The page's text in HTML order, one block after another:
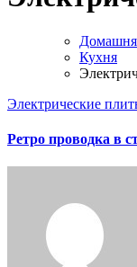
Кухня
Электрические
Ретро проводка в